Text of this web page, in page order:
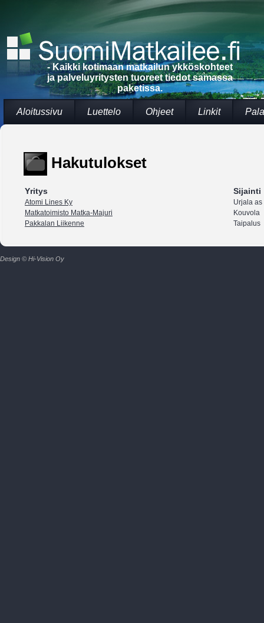
- Kaikki kotimaan matkailun ykköskohteet
ja palveluyritysten tuoreet tiedot samassa
paketissa.
Aloitussivu Luettelo Ohjeet Linkit
Hakutulokset
Yritys Sijainti
Atomi Lines Ky
Urjala as
Matkatoimisto Matka-Majuri
Kouvola
Pakkalan Liikenne
Taipalus
Design © Hi-Vision Oy